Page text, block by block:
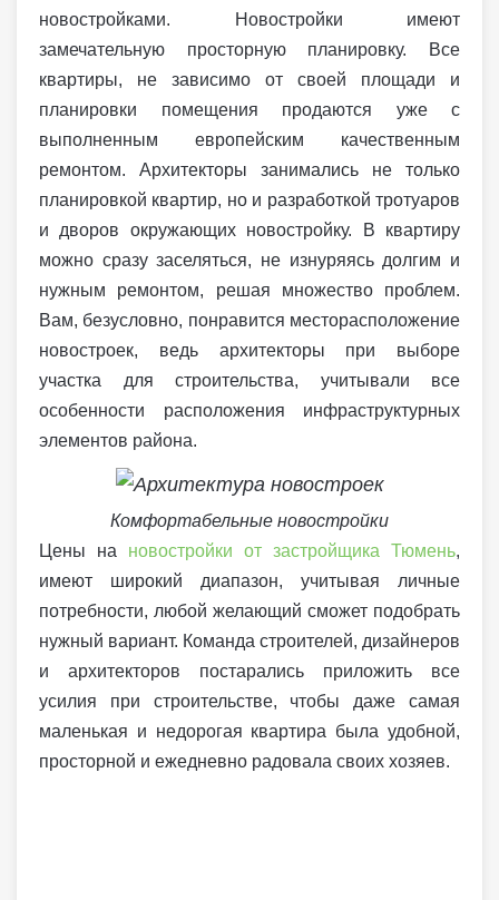
новостройками. Новостройки имеют
замечательную просторную планировку. Все
квартиры, не зависимо от своей площади и
планировки помещения продаются уже с
выполненным европейским качественным
ремонтом. Архитекторы занимались не только
планировкой квартир, но и разработкой тротуаров
и дворов окружающих новостройку. В квартиру
можно сразу заселяться, не изнуряясь долгим и
нужным ремонтом, решая множество проблем.
Вам, безусловно, понравится месторасположение
новостроек, ведь архитекторы при выборе
участка для строительства, учитывали все
особенности расположения инфраструктурных
элементов района.
Комфортабельные новостройки
Цены на новостройки от застройщика Тюмень,
имеют широкий диапазон, учитывая личные
потребности, любой желающий сможет подобрать
нужный вариант. Команда строителей, дизайнеров
и архитекторов постарались приложить все
усилия при строительстве, чтобы даже самая
маленькая и недорогая квартира была удобной,
просторной и ежедневно радовала своих хозяев.